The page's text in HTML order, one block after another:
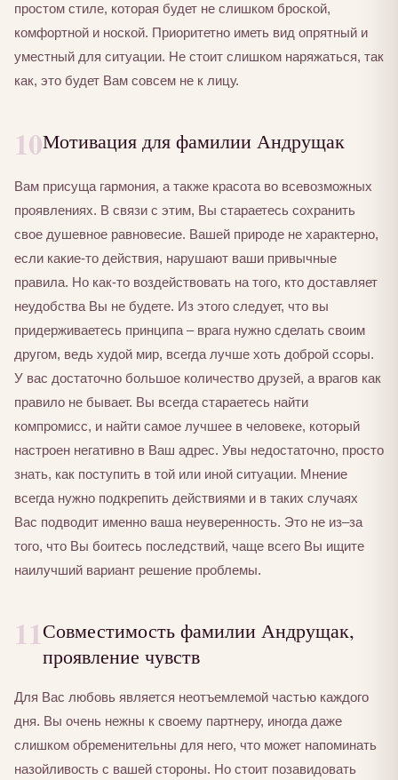
простом стиле, которая будет не слишком броской,
комфортной и ноской. Приоритетно иметь вид опрятный и
уместный для ситуации. Не стоит слишком наряжаться, так
как, это будет Вам совсем не к лицу.
10Мотивация для фамилии Андрущак
Вам присуща гармония, а также красота во всевозможных
проявлениях. В связи с этим, Вы стараетесь сохранить
свое душевное равновесие. Вашей природе не характерно,
если какие-то действия, нарушают ваши привычные
правила. Но как-то воздействовать на того, кто доставляет
неудобства Вы не будете. Из этого следует, что вы
придерживаетесь принципа – врага нужно сделать своим
другом, ведь худой мир, всегда лучше хоть доброй ссоры.
У вас достаточно большое количество друзей, а врагов как
правило не бывает. Вы всегда стараетесь найти
компромисс, и найти самое лучшее в человеке, который
настроен негативно в Ваш адрес. Увы недостаточно, просто
знать, как поступить в той или иной ситуации. Мнение
всегда нужно подкрепить действиями и в таких случаях
Вас подводит именно ваша неуверенность. Это не из–за
того, что Вы боитесь последствий, чаще всего Вы ищите
наилучший вариант решение проблемы.
11Совместимость фамилии Андрущак,
проявление чувств
Для Вас любовь является неотъемлемой частью каждого
дня. Вы очень нежны к своему партнеру, иногда даже
слишком обременительны для него, что может напоминать
назойливость с вашей стороны. Но стоит позавидовать